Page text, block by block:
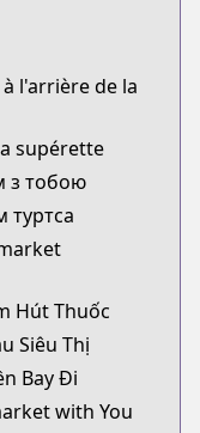
l'arrière de la
supérette
з тобою
туртса
Hút Thuốc
Siêu Thị
Bay Đi
with You